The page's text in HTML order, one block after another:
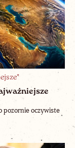
pozornie oczywiste